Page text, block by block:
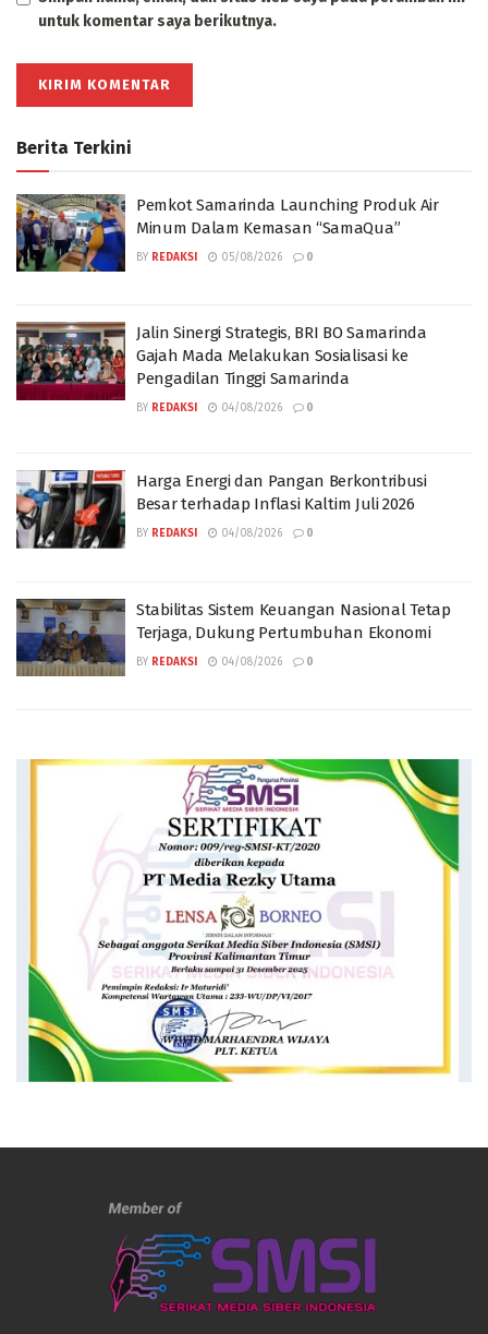
untuk komentar saya berikutnya.
Berita Terkini
Pemkot Samarinda Launching Produk Air
Minum Dalam Kemasan “SamaQua”
BY REDAKSI 05/08/2026 0
Jalin Sinergi Strategis, BRI BO Samarinda
Gajah Mada Melakukan Sosialisasi ke
Pengadilan Tinggi Samarinda
BY REDAKSI 04/08/2026 0
Harga Energi dan Pangan Berkontribusi
Besar terhadap Inflasi Kaltim Juli 2026
BY REDAKSI 04/08/2026 0
Stabilitas Sistem Keuangan Nasional Tetap
Terjaga, Dukung Pertumbuhan Ekonomi
BY REDAKSI 04/08/2026 0